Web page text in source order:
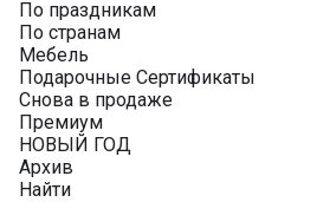
По праздникам
По странам
Мебель
Подарочные Сертификаты
Снова в продаже
Премиум
НОВЫЙ ГОД
Архив
Найти